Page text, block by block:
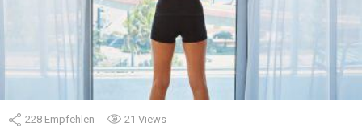
228 Empfehlen 21 Views